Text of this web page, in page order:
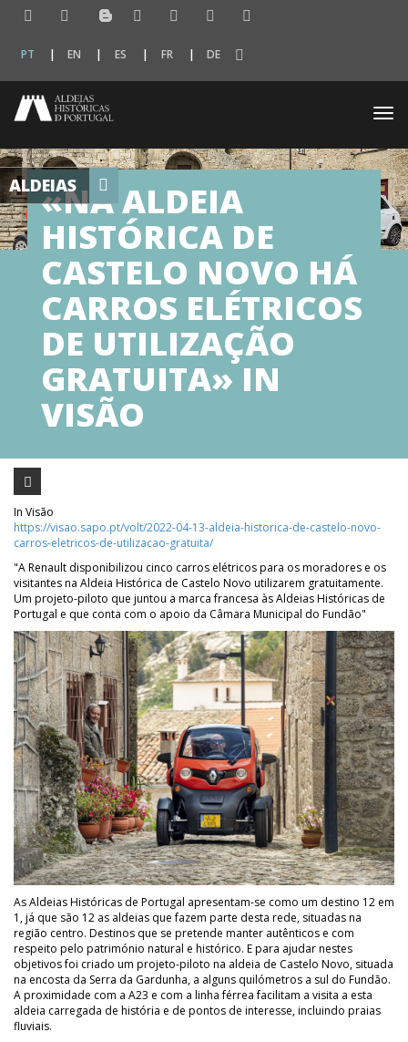
PT EN ES FR DE
ALDEIAS«NA ALDEIA
HISTÓRICA DE
CASTELO NOVO HÁ
CARROS ELÉTRICOS
DE UTILIZAÇÃO
GRATUITA» IN
VISÃO
In Visão
https://visao.sapo.pt/volt/2022-04-13-aldeia-historica-de-castelo-novo-
carros-eletricos-de-utilizacao-gratuita/
"A Renault disponibilizou cinco carros elétricos para os moradores e os
visitantes na Aldeia Histórica de Castelo Novo utilizarem gratuitamente.
Um projeto-piloto que juntou a marca francesa às Aldeias Históricas de
Portugal e que conta com o apoio da Câmara Municipal do Fundão"
As Aldeias Históricas de Portugal apresentam-se como um destino 12 em
1, já que são 12 as aldeias que fazem parte desta rede, situadas na
região centro. Destinos que se pretende manter autênticos e com
respeito pelo património natural e histórico. E para ajudar nestes
objetivos foi criado um projeto-piloto na aldeia de Castelo Novo, situada
na encosta da Serra da Gardunha, a alguns quilómetros a sul do Fundão.
A proximidade com a A23 e com a linha férrea facilitam a visita a esta
aldeia carregada de história e de pontos de interesse, incluindo praias
fluviais.